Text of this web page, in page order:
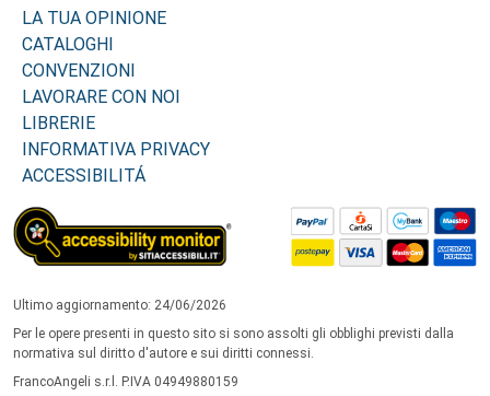
LA TUA OPINIONE
CATALOGHI
CONVENZIONI
LAVORARE CON NOI
LIBRERIE
INFORMATIVA PRIVACY
ACCESSIBILITÁ
Ultimo aggiornamento: 24/06/2026
Per le opere presenti in questo sito si sono assolti gli obblighi previsti dalla
normativa sul diritto d'autore e sui diritti connessi.
FrancoAngeli s.r.l. P.IVA 04949880159